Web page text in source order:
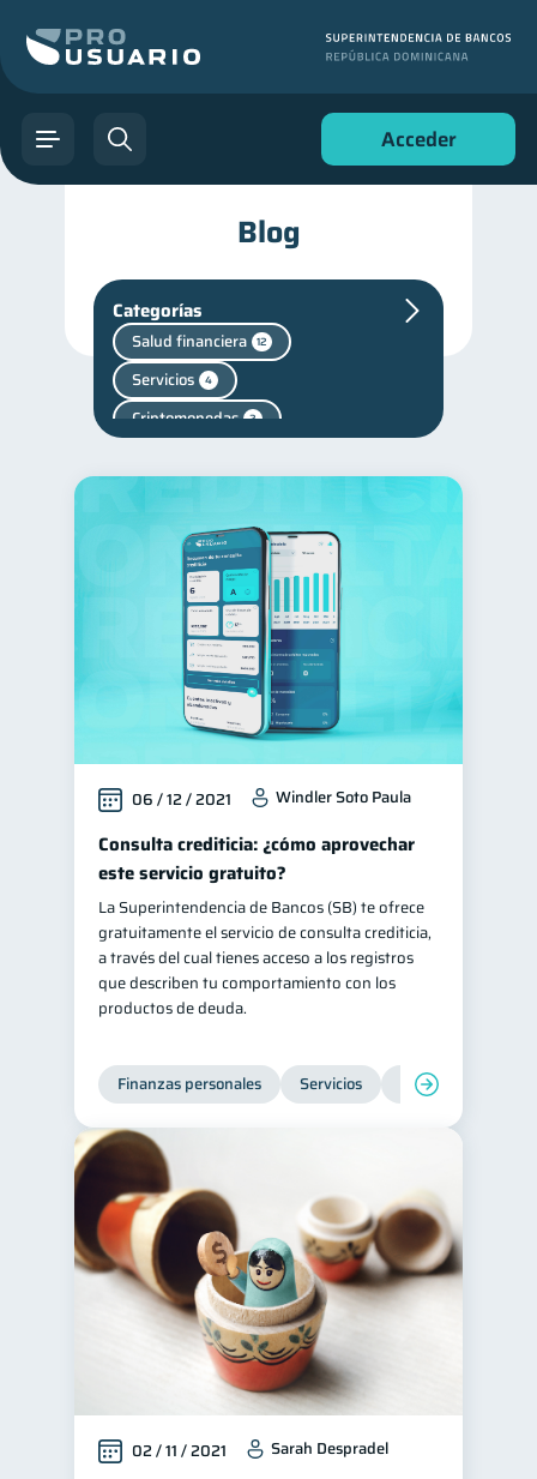
Acceder
Blog
Categorías
Salud financiera 12
Servicios 4
Criptomonedas 2
Finanzas personales
Manejo de deudas 31
Educación financiera 31
Finanzas para jóvenes 30
Control de deudas 30
Finanzas familiares 25
Inclusión financiera 22
Bienestar financiero 22
Finanzas para mujeres 20
Seguridad financiera 13
Productos financieros
Organización Financiera 10
Deudas 10
Entidad financiera
Consejos
Tarjeta de crédito
Historial crediticio
Ciberseguridad
Derechos & Deberes
Superintendencia de Bancos 4
Vacaciones 2
Cuenta Abandonada 2
2
Cuenta Inactiva 1
Finanzas Personales 1
06 / 12 / 2021 Windler Soto Paula
Consulta crediticia: ¿cómo aprovechar
este servicio gratuito?
La Superintendencia de Bancos (SB) te ofrece
gratuitamente el servicio de consulta crediticia,
a través del cual tienes acceso a los registros
que describen tu comportamiento con los
productos de deuda.
Finanzas personales Servicios Inclusión financiera
02 / 11 / 2021 Sarah Despradel